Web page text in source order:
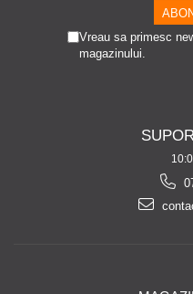
Vreau sa primesc
magazinului.